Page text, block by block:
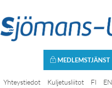
MEDLEMSTJÄNST
Yhteystiedot Kuljetusliitot FI EN